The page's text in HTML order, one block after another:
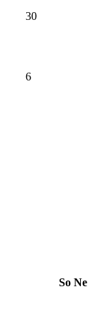
30
6
So Ne